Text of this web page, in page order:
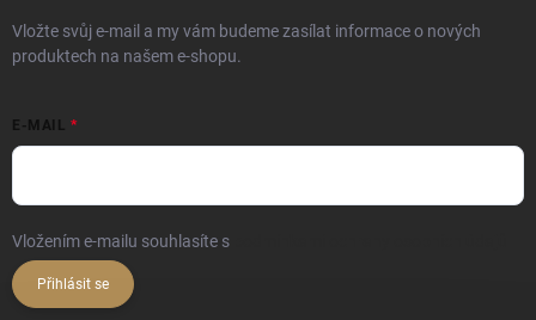
Vložte svůj e-mail a my vám budeme zasílat informace o nových
produktech na našem e-shopu.
E-MAIL
Vložením e-mailu souhlasíte s
Přihlásit se